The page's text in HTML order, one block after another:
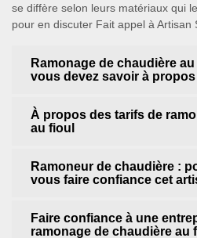
se diffère selon leurs matériaux qui
pour en discuter Fait appel à Artisan
Ramonage de chaudière
vous devez savoir à
À propos des tarifs de
au fioul
Ramoneur de chaudière :
vous faire confiance cet
Faire confiance à une
ramonage de chaudière au